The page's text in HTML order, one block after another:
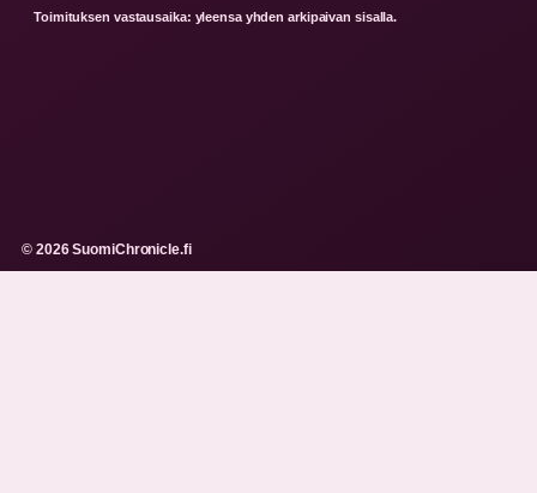
Toimituksen vastausaika: yleensa yhden arkipaivan sisalla.
© 2026 SuomiChronicle.fi